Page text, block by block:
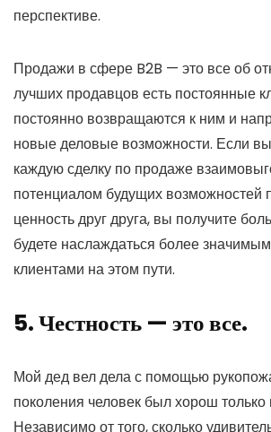
перспективе.
Продажи в сфере B2B — это все об
лучших продавцов есть постоянные
постоянно возвращаются к ним и
новые деловые возможности. Если
каждую сделку по продаже
потенциалом будущих возможностей
ценность друг друга, вы получите
будете наслаждаться более
клиентами на этом пути.
5. Честность — это все.
Мой дед вел дела с помощью
поколения человек был хорош только
Независимо от того, сколько